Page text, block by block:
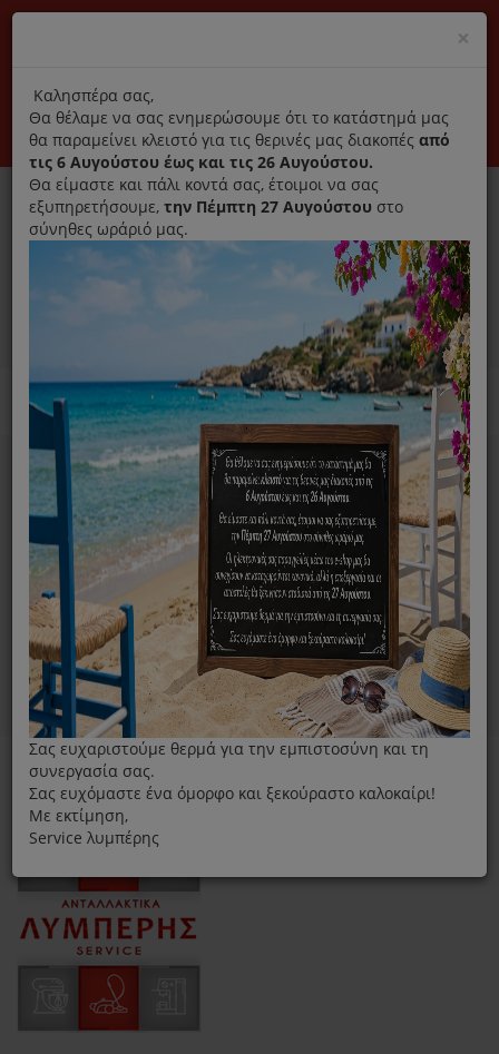
Αποκλειστικά γνήσια ανταλλακτικά
Σύνδεση Εγγραφή Εταιρεία Επικοινωνία
0
Ανταλλακτικά ηλεκτρικών συσκευών MENU
Home Σκούπα
Αξεσουάρ/ Ανταλλακτικά
Πέλματα
×
title
Καλησπέρα σας,
Θα θέλαμε να σας ενημερώσουμε ότι το κατάστημά μας
θα παραμείνει κλειστό για τις θερινές μας διακοπές από
τις 6 Αυγούστου έως και τις 26 Αυγούστου.
Θα είμαστε και πάλι κοντά σας, έτοιμοι να σας
εξυπηρετήσουμε, την Πέμπτη 27 Αυγούστου στο
σύνηθες ωράριό μας.
Σας ευχαριστούμε θερμά για την εμπιστοσύνη και τη
συνεργασία σας.
Σας ευχόμαστε ένα όμορφο και ξεκούραστο καλοκαίρι!
Με εκτίμηση,
Service λυμπέρης